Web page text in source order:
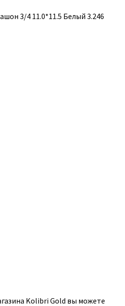
3/4 11.0*11.5 Белый 3.246
Kolibri Gold вы можете